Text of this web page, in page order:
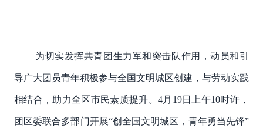
为切实发挥共青团生力军和突击队作用，动员和引
导广大团员青年积极参与全国文明城区创建，与劳动实践
相结合，助力全区市民素质提升。4月19日上午10时许，
团区委联合多部门开展“创全国文明城区，青年勇当先锋”